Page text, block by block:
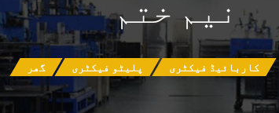
نیم ختم
گھر پلیٹو فیکٹری کاربائیڈ فیکٹری